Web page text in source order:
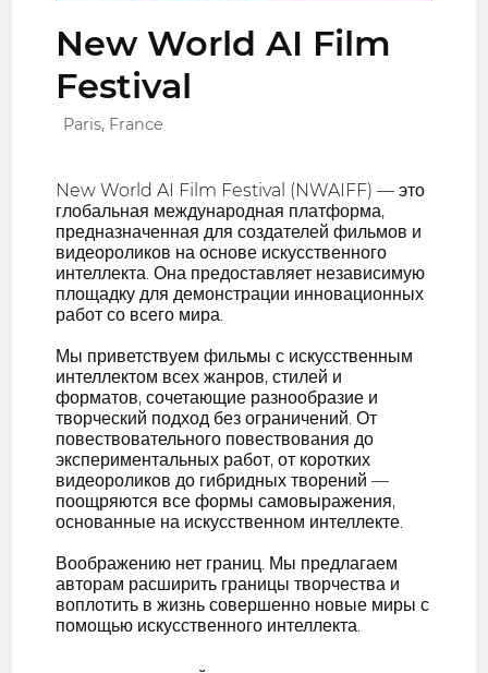
New World AI Film
Festival
Paris, France
New World AI Film Festival (NWAIFF) — это
глобальная международная платформа,
предназначенная для создателей фильмов и
видеороликов на основе искусственного
интеллекта. Она предоставляет независимую
площадку для демонстрации инновационных
работ со всего мира.
Мы приветствуем фильмы с искусственным
интеллектом всех жанров, стилей и
форматов, сочетающие разнообразие и
творческий подход без ограничений. От
повествовательного повествования до
экспериментальных работ, от коротких
видеороликов до гибридных творений —
поощряются все формы самовыражения,
основанные на искусственном интеллекте.
Воображению нет границ. Мы предлагаем
авторам расширить границы творчества и
воплотить в жизнь совершенно новые миры с
помощью искусственного интеллекта.